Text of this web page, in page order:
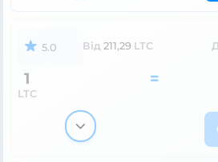
5.0 Від 211,29 LTC
1
LTC
=